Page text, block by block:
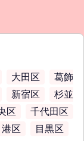
大田区
葛飾
新宿区
杉並
区
千代田区
港区 目黒区